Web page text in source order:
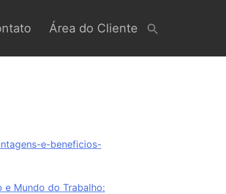
Área do Cliente
e-beneficios-
e Mundo do Trabalho: